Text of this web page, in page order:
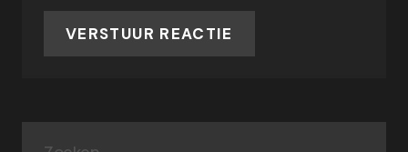
VERSTUUR REACTIE